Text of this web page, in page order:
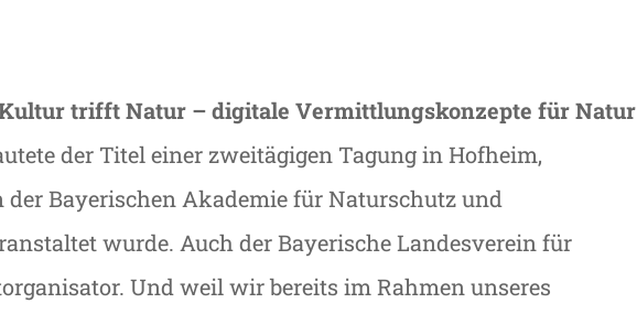
trifft Natur – digitale Vermittlungskonzepte für Natur
der Titel einer zweitägigen Tagung in Hofheim,
Bayerischen Akademie für Naturschutz und
wurde. Auch der Bayerische Landesverein für
Und weil wir bereits im Rahmen unseres